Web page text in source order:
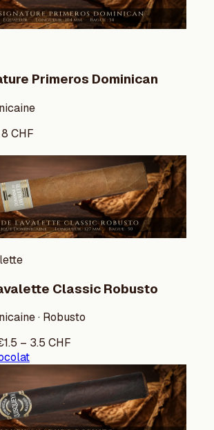
Primeros Dominican
8 CHF
Classic Robusto
· Robusto
1.5 – 3.5 CHF